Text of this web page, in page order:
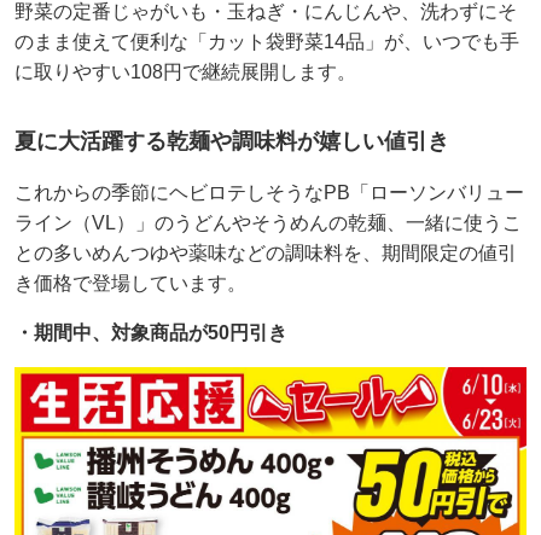
野菜の定番じゃがいも・玉ねぎ・にんじんや、洗わずにそ
のまま使えて便利な「カット袋野菜14品」が、いつでも手
に取りやすい108円で継続展開します。
夏に大活躍する乾麺や調味料が嬉しい値引き
これからの季節にヘビロテしそうなPB「ローソンバリュー
ライン（VL）」のうどんやそうめんの乾麺、一緒に使うこ
との多いめんつゆや薬味などの調味料を、期間限定の値引
き価格で登場しています。
・期間中、対象商品が50円引き